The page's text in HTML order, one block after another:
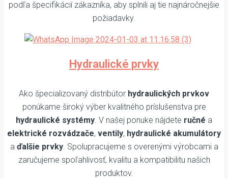
podľa špecifikácií zákazníka, aby splnili aj tie najnáročnejšie
požiadavky.
Hydraulické prvky
Ako špecializovaný distribútor hydraulických prvkov
ponúkame široký výber kvalitného príslušenstva pre
hydraulické systémy. V našej ponuke nájdete ručné a
elektrické rozvádzače, ventily, hydraulické akumulátory
a ďalšie prvky. Spolupracujeme s overenými výrobcami a
zaručujeme spoľahlivosť, kvalitu a kompatibilitu našich
produktov.